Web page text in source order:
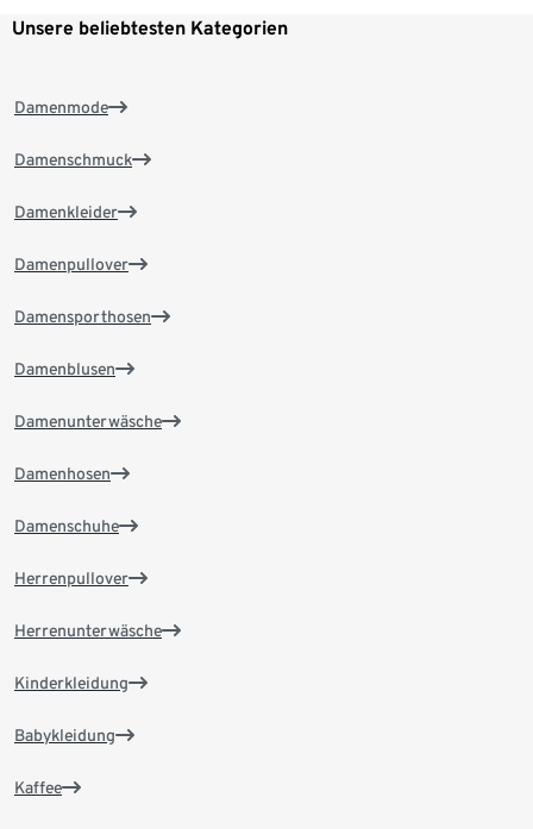
Unsere beliebtesten Kategorien
Damenmode
Damenschmuck
Damenkleider
Damenpullover
Damensporthosen
Damenblusen
Damenunterwäsche
Damenhosen
Damenschuhe
Herrenpullover
Herrenunterwäsche
Kinderkleidung
Babykleidung
Kaffee